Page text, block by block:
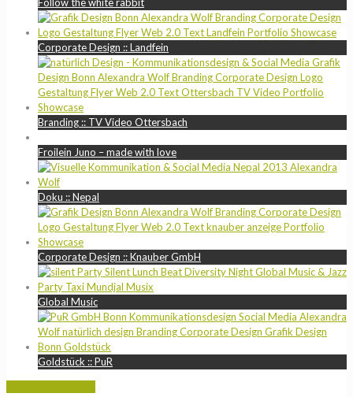
Corporate Design :: Landfein
Branding :: TV Video Ottersbach
Froilein Juno – made with love
Doku :: Nepal
Corporate Design :: Knauber GmbH
Global Music
Goldstück :: PuR